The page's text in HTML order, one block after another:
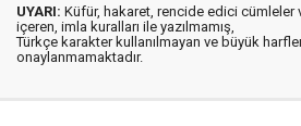
UYARI: Küfür, hakaret, rencide edici cümleler
içeren, imla kuralları ile yazılmamış,
Türkçe karakter kullanılmayan ve büyük
onaylanmamaktadır.